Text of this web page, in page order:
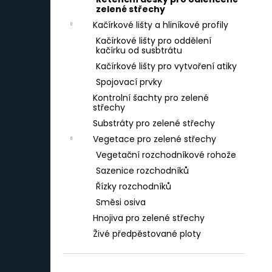
zelené střechy
Kačírkové lišty a hliníkové profily
Kačírkové lišty pro oddělení
kačírku od susbtrátu
Kačírkové lišty pro vytvoření atiky
Spojovací prvky
Kontrolní šachty pro zelené
střechy
Substráty pro zelené střechy
Vegetace pro zelené střechy
Vegetační rozchodníkové rohože
Sazenice rozchodníků
Řízky rozchodníků
Směsi osiva
Hnojiva pro zelené střechy
Živé předpěstované ploty